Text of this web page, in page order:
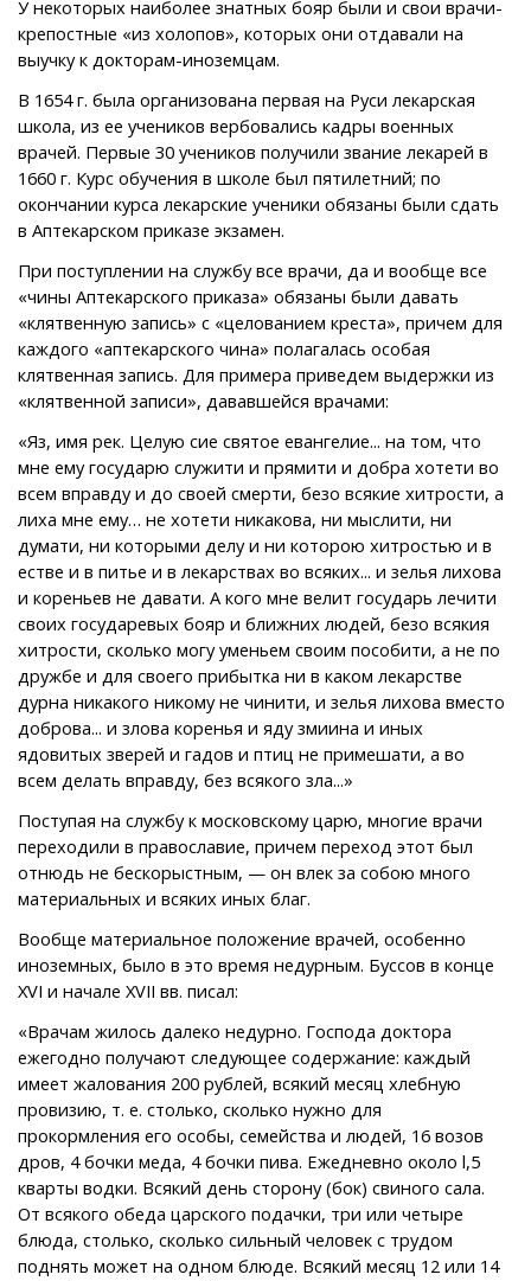
У некоторых наиболее знатных бояр были и свои врачи-
крепостные «из холопов», которых они отдавали на
выучку к докторам-иноземцам.
В 1654 г. была организована первая на Руси лекарская
школа, из ее учеников вербовались кадры военных
врачей. Первые 30 учеников получили звание лекарей в
1660 г. Курс обучения в школе был пятилетний; по
окончании курса лекарские ученики обязаны были сдать
в Аптекарском приказе экзамен.
При поступлении на службу все врачи, да и вообще все
«чины Аптекарского приказа» обязаны были давать
«клятвенную запись» с «целованием креста», причем для
каждого «аптекарского чина» полагалась особая
клятвенная запись. Для примера приведем выдержки из
«клятвенной записи», дававшейся врачами:
«Яз, имя рек. Целую сие святое евангелие... на том, что
мне ему государю служити и прямити и добра хотети во
всем вправду и до своей смерти, безо всякие хитрости, а
лиха мне ему… не хотети никакова, ни мыслити, ни
думати, ни которыми делу и ни которою хитростью и в
естве и в питье и в лекарствах во всяких... и зелья лихова
и кореньев не давати. А кого мне велит государь лечити
своих государевых бояр и ближних людей, безо всякия
хитрости, сколько могу уменьем своим пособити, а не по
дружбе и для своего прибытка ни в каком лекарстве
дурна никакого никому не чинити, и зелья лихова вместо
доброва... и злова коренья и яду змиина и иных
ядовитых зверей и гадов и птиц не примешати, а во
всем делать вправду, без всякого зла...»
Поступая на службу к московскому царю, многие врачи
переходили в православие, причем переход этот был
отнюдь не бескорыстным, — он влек за собою много
материальных и всяких иных благ.
Вообще материальное положение врачей, особенно
иноземных, было в это время недурным. Буссов в конце
XVI и начале XVII вв. писал:
«Врачам жилось далеко недурно. Господа доктора
ежегодно получают следующее содержание: каждый
имеет жалования 200 рублей, всякий месяц хлебную
провизию, т. е. столько, сколько нужно для
прокормления его особы, семейства и людей, 16 возов
дров, 4 бочки меда, 4 бочки пива. Ежедневно около l,5
кварты водки. Всякий день сторону (бок) свиного сала.
От всякого обеда царского подачки, три или четыре
блюда, столько, сколько сильный человек с трудом
поднять может на одном блюде. Всякий месяц 12 или 14